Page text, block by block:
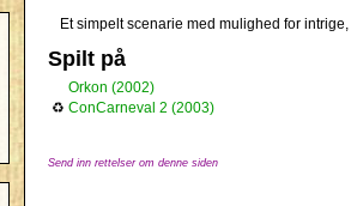
Et simpelt scenarie med mulighed for
Spilt på
Orkon (2002)
♻ ConCarneval 2 (2003)
Send inn rettelser om denne siden